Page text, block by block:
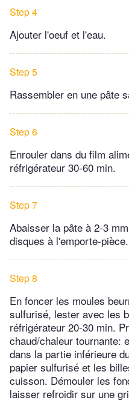
Step 4
Ajouter l'oeuf et l'eau.
Step 5
Rassembler en une pâte
Step 6
Enrouler dans du film
réfrigérateur 30-60 min.
Step 7
Abaisser la pâte à 2-3
disques à l'emporte-pièce.
Step 8
En foncer les moules
sulfurisé, lester avec les
réfrigérateur 20-30 min.
chaud/chaleur tournante:
dans la partie inférieure
papier sulfurisé et les
cuisson. Démouler les
laisser refroidir sur une